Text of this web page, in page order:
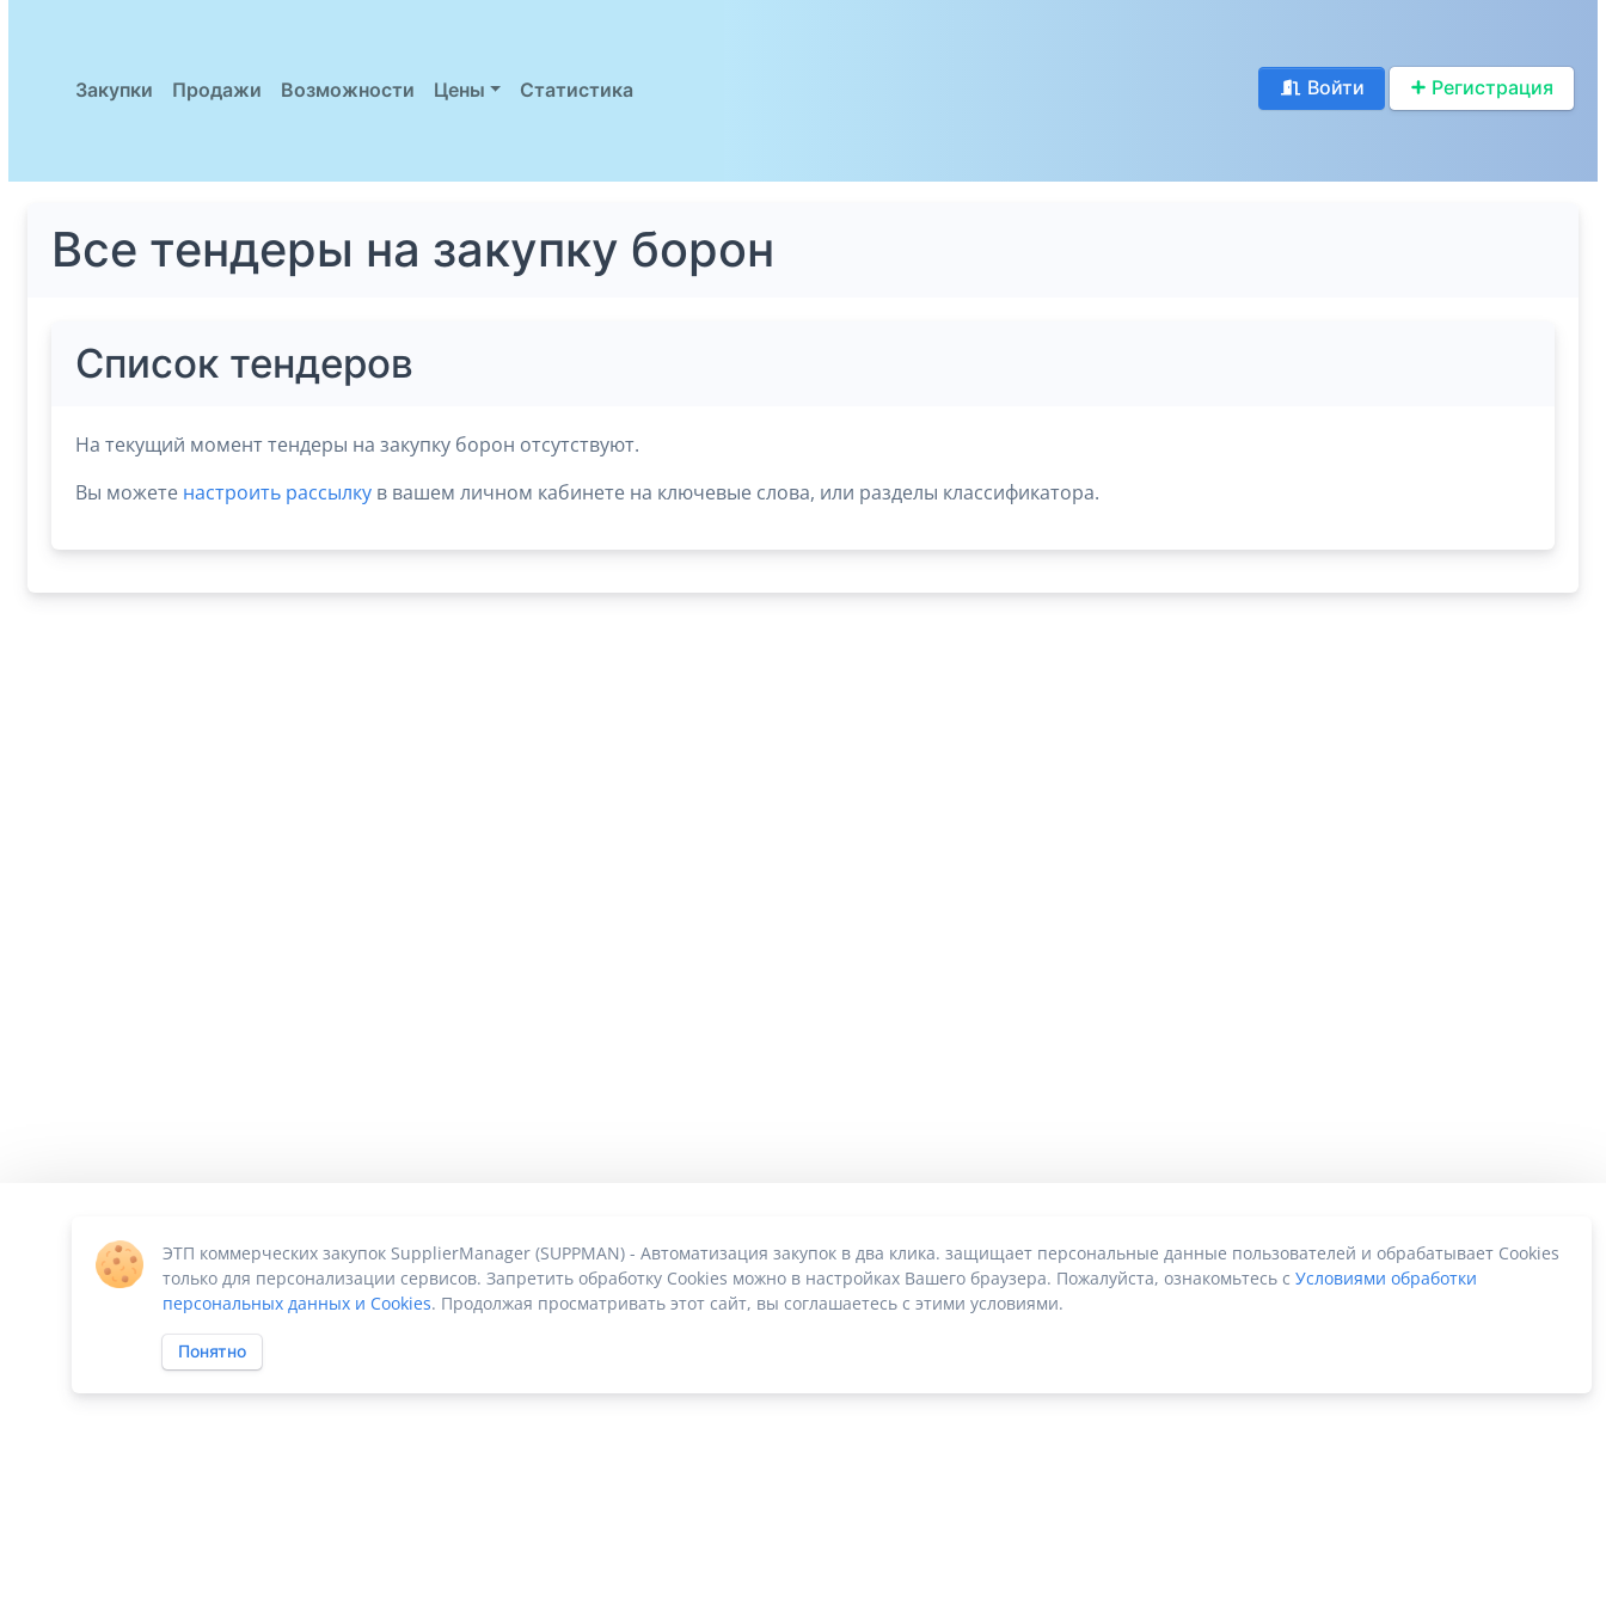
Закупки Продажи Возможности Цены Статистика Войти Регистрация
Все тендеры на закупку борон
Список тендеров
На текущий момент тендеры на закупку борон отсутствуют.
Вы можете настроить рассылкув вашем личном кабинете на ключевые слова, или разделы классификатора.
ЭТП коммерческих закупок SupplierManager (SUPPMAN) - Автоматизация закупок в два клика. защищает персональные данные пользователей и обрабатывает Cookies
только для персонализации сервисов. Запретить обработку Cookies можно в настройках Вашего браузера. Пожалуйста, ознакомьтесь с Условиями обработки
персональных данных и Cookies. Продолжая просматривать этот сайт, вы соглашаетесь с этими условиями.
Понятно